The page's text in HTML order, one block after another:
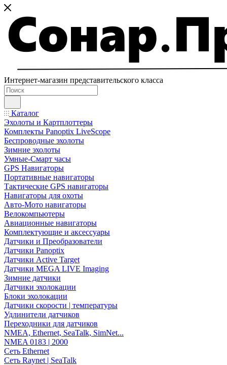
Интернет-магазин представительского класса
Каталог
Эхолоты и Картплоттеры
Комплекты Panoptix LiveScope
Беспроводные эхолоты
Зимние эхолоты
Умные-Смарт часы
GPS Навигаторы
Портативные навигаторы
Тактические GPS навигаторы
Навигаторы для охоты
Авто-Мото навигаторы
Велокомпьютеры
Авиационные навигаторы
Комплектующие и аксессуары
Датчики и Преобразователи
Датчики Panoptix
Датчики Active Target
Датчики MEGA LIVE Imaging
Зимние датчики
Датчики эхолокации
Блоки эхолокации
Датчики скорости | температуры
Удлинители датчиков
Переходники для датчиков
NMEA, Ethernet, SeaTalk, SimNet...
NMEA 0183 | 2000
Сеть Ethernet
Сеть Raynet | SeaTalk